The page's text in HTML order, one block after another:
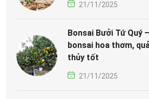
21/11/2025
Bonsai Bưởi Tứ Quý
bonsai hoa thơm,
thủy tốt
21/11/2025